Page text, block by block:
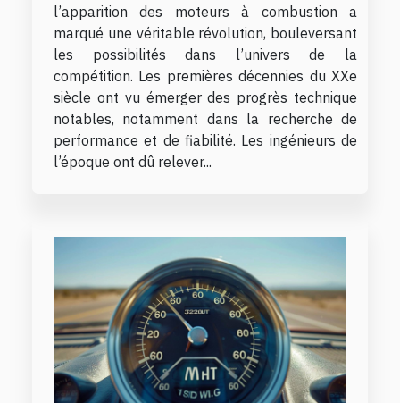
l’apparition des moteurs à combustion a
marqué une véritable révolution, bouleversant
les possibilités dans l’univers de la
compétition. Les premières décennies du XXe
siècle ont vu émerger des progrès technique
notables, notamment dans la recherche de
performance et de fiabilité. Les ingénieurs de
l’époque ont dû relever...